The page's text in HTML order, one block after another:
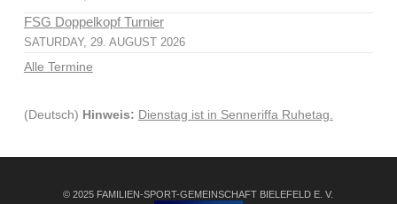
FSG Doppelkopf Turnier
SATURDAY, 29. AUGUST 2026
Alle Termine
(Deutsch) Hinweis: Dienstag ist in Senneriffa Ruhetag.
© 2025 FAMILIEN-SPORT-GEMEINSCHAFT BIELEFELD E. V.